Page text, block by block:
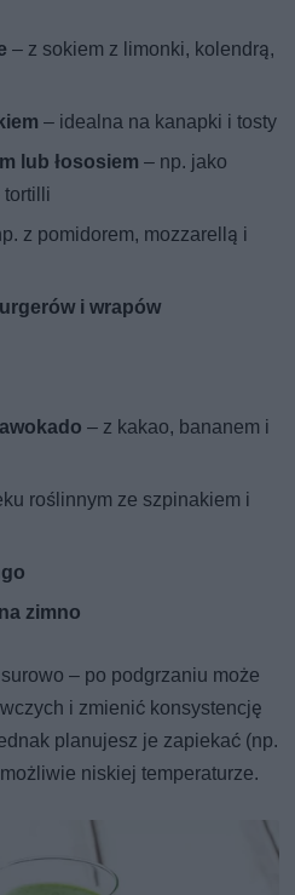
– z sokiem z limonki, kolendrą,
– idealna na kanapki i tosty
lub łososiem – np. jako
tortilli
z pomidorem, mozzarellą i
i wrapów
– z kakao, bananem i
roślinnym ze szpinakiem i
zimno
– po podgrzaniu może
i zmienić konsystencję
planujesz je zapiekać (np.
niskiej temperaturze.